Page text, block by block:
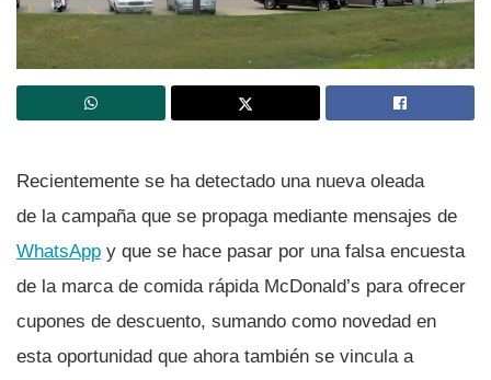
Recientemente se ha detectado una nueva oleada
de la campaña que se propaga mediante mensajes de
WhatsApp y que se hace pasar por una falsa encuesta
de la marca de comida rápida McDonald’s para ofrecer
cupones de descuento, sumando como novedad en
esta oportunidad que ahora también se vincula a